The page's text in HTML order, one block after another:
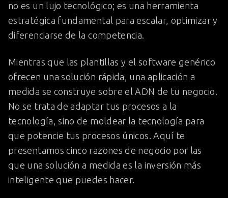
no es un lujo tecnológico; es una herramienta
estratégica fundamental para escalar, optimizar y
diferenciarse de la competencia.
Mientras que las plantillas y el software genérico
ofrecen una solución rápida, una aplicación a
medida se construye sobre el ADN de tu negocio.
No se trata de adaptar tus procesos a la
tecnología, sino de moldear la tecnología para
que potencie tus procesos únicos. Aquí te
presentamos cinco razones de negocio por las
que una solución a medida es la inversión más
inteligente que puedes hacer.